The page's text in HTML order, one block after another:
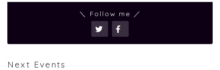
＼ Follow me ／
Next Events